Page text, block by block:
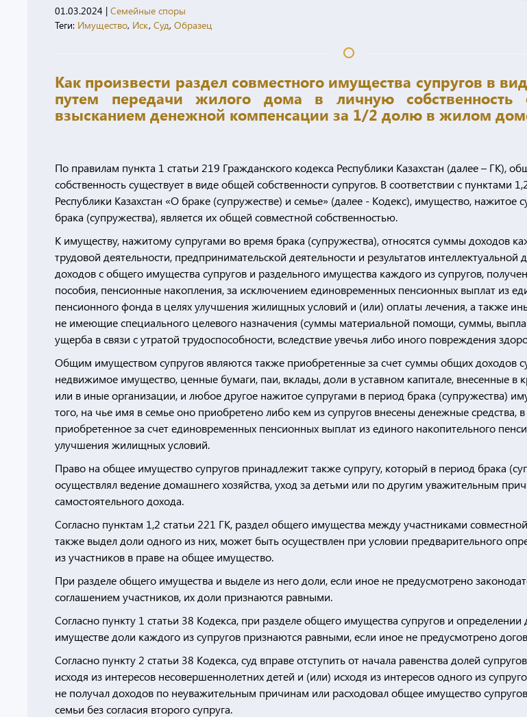
01.03.2024 | Семейные споры
Теги: Имущество, Иск, Суд, Образец
Как произвести раздел совместного имущества супругов в
путем передачи жилого дома в личную собственность
взысканием денежной компенсации за 1/2 долю в жилом
По правилам пункта 1 статьи 219 Гражданского кодекса Республики Казахстан (далее – ГК),
собственность существует в виде общей собственности супругов. В соответствии с пунктами
Республики Казахстан «О браке (супружестве) и семье» (далее - Кодекс), имущество, нажитое
брака (супружества), является их общей совместной собственностью.
К имуществу, нажитому супругами во время брака (супружества), относятся суммы доходов
трудовой деятельности, предпринимательской деятельности и результатов интеллектуальной
доходов с общего имущества супругов и раздельного имущества каждого из супругов,
пособия, пенсионные накопления, за исключением единовременных пенсионных выплат из
пенсионного фонда в целях улучшения жилищных условий и (или) оплаты лечения, а также
не имеющие специального целевого назначения (суммы материальной помощи, суммы,
ущерба в связи с утратой трудоспособности, вследствие увечья либо иного повреждения
Общим имуществом супругов являются также приобретенные за счет суммы общих доходов
недвижимое имущество, ценные бумаги, паи, вклады, доли в уставном капитале, внесенные в
или в иные организации, и любое другое нажитое супругами в период брака (супружества)
того, на чье имя в семье оно приобретено либо кем из супругов внесены денежные средства,
приобретенное за счет единовременных пенсионных выплат из единого накопительного
улучшения жилищных условий.
Право на общее имущество супругов принадлежит также супругу, который в период брака
осуществлял ведение домашнего хозяйства, уход за детьми или по другим уважительным
самостоятельного дохода.
Согласно пунктам 1,2 статьи 221 ГК, раздел общего имущества между участниками
также выдел доли одного из них, может быть осуществлен при условии предварительного
из участников в праве на общее имущество.
При разделе общего имущества и выделе из него доли, если иное не предусмотрено
соглашением участников, их доли признаются равными.
Согласно пункту 1 статьи 38 Кодекса, при разделе общего имущества супругов и определении
имуществе доли каждого из супругов признаются равными, если иное не предусмотрено
Согласно пункту 2 статьи 38 Кодекса, суд вправе отступить от начала равенства долей
исходя из интересов несовершеннолетних детей и (или) исходя из интересов одного из
не получал доходов по неуважительным причинам или расходовал общее имущество
семьи без согласия второго супруга.